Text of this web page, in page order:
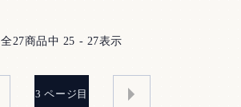
全27商品中 25 - 27表示
3ページ目